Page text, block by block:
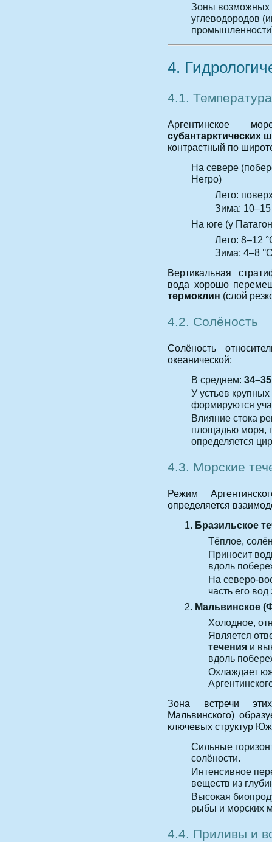
Зоны возможных
углеводородов
4.
4.1.
субантарктических
контрастный по
На севере
Негро)
Лето:
Зима: 10–15
На юге (у
Лето: 8–12
Зима: 4–8
Вертикальная
вода хорошо
термоклин (слой
4.2. Солёность
Солёность
океанической:
В среднем:
У устьев
формируются
Влияние стока
площадью моря,
определяется
4.3. Морские
Режим
определяется
Бразильское
Тёплое,
Приносит
вдоль
На северо-
часть его
Мальвинское
Холодное,
Является
течения и
вдоль
Охлаждает
Зона встречи
Мальвинского)
ключевых структур
Сильные
солёности.
Интенсивное
веществ из
Высокая
рыбы и морских
4.4. Приливы и